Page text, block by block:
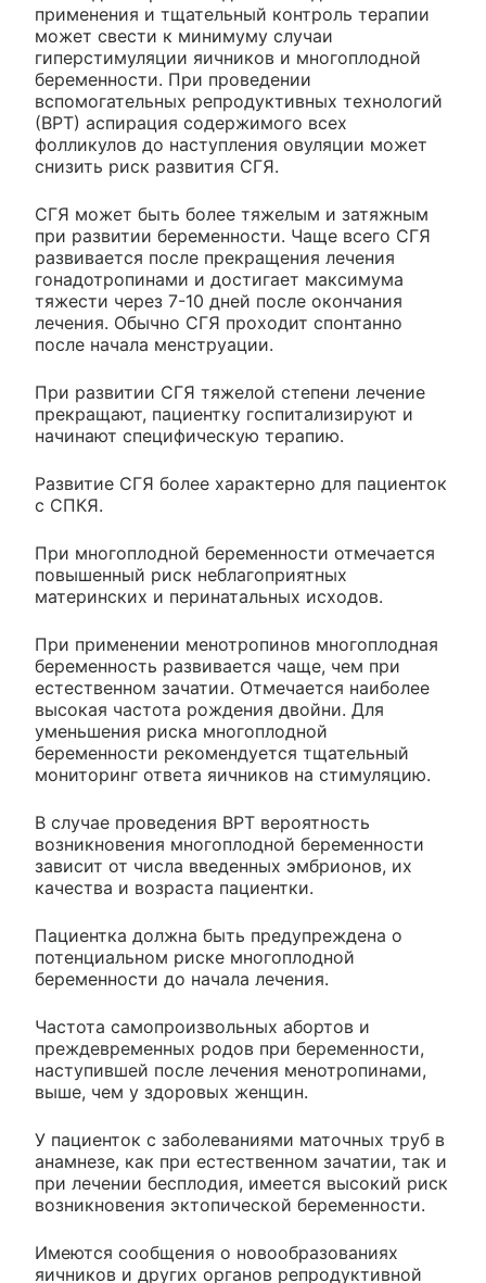
применения и тщательный контроль терапии
может свести к минимуму случаи
гиперстимуляции яичников и многоплодной
беременности. При проведении
вспомогательных репродуктивных технологий
(ВРТ) аспирация содержимого всех
фолликулов до наступления овуляции может
снизить риск развития СГЯ.
СГЯ может быть более тяжелым и затяжным
при развитии беременности. Чаще всего СГЯ
развивается после прекращения лечения
гонадотропинами и достигает максимума
тяжести через 7-10 дней после окончания
лечения. Обычно СГЯ проходит спонтанно
после начала менструации.
При развитии СГЯ тяжелой степени лечение
прекращают, пациентку госпитализируют и
начинают специфическую терапию.
Развитие СГЯ более характерно для пациенток
с СПКЯ.
При многоплодной беременности отмечается
повышенный риск неблагоприятных
материнских и перинатальных исходов.
При применении менотропинов многоплодная
беременность развивается чаще, чем при
естественном зачатии. Отмечается наиболее
высокая частота рождения двойни. Для
уменьшения риска многоплодной
беременности рекомендуется тщательный
мониторинг ответа яичников на стимуляцию.
В случае проведения ВРТ вероятность
возникновения многоплодной беременности
зависит от числа введенных эмбрионов, их
качества и возраста пациентки.
Пациентка должна быть предупреждена о
потенциальном риске многоплодной
беременности до начала лечения.
Частота самопроизвольных абортов и
преждевременных родов при беременности,
наступившей после лечения менотропинами,
выше, чем у здоровых женщин.
У пациенток с заболеваниями маточных труб в
анамнезе, как при естественном зачатии, так и
при лечении бесплодия, имеется высокий риск
возникновения эктопической беременности.
Имеются сообщения о новообразованиях
яичников и других органов репродуктивной